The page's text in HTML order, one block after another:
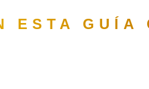
ESTA GUÍA